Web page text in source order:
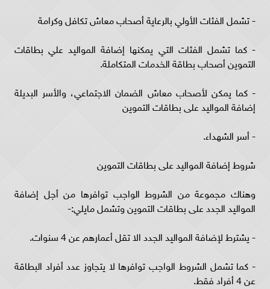
- تشمل الفئات الأولي بالرعاية أصحاب معاش تكافل وكرامة
- كما تشمل الفئات التي يمكنها إضافة المواليد علي بطاقات
التموين أصحاب بطاقة الخدمات المتكاملة.
- كما يمكن لأصحاب معاش الضمان الاجتماعي، والأسر البديلة
إضافة المواليد على بطاقات التموين
- أسر الشهداء.
شروط إضافة المواليد على بطاقات التموين
وهناك مجموعة من الشروط الواجب توافرها من أجل إضافة
المواليد الجدد على بطاقات التموين وتشمل مايلي:-
- يشترط لإضافة المواليد الجدد الا تقل أعمارهم عن 4 سنوات.
- كما تشمل الشروط الواجب توافرها لا يتجاوز عدد أفراد البطاقة
عن 4 أفراد فقط.